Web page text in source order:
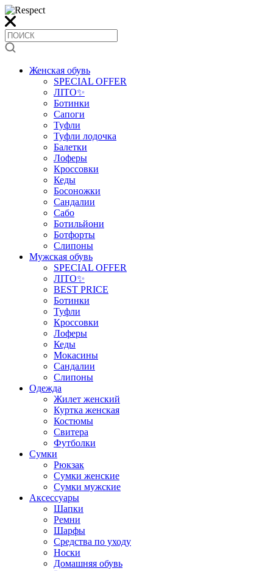
Женская обувь
SPECIAL OFFER
ЛІТО✨
Ботинки
Сапоги
Туфли
Туфли лодочка
Балетки
Лоферы
Кроссовки
Кеды
Босоножки
Сандалии
Сабо
Ботильйони
Ботфорты
Слипоны
Мужская обувь
SPECIAL OFFER
ЛІТО✨
BEST PRICE
Ботинки
Туфли
Кроссовки
Лоферы
Кеды
Мокасины
Сандалии
Слипоны
Одежда
Жилет женский
Куртка женская
Костюмы
Свитера
Футболки
Сумки
Рюкзак
Сумки женские
Сумки мужские
Аксеcсуары
Шапки
Ремни
Шарфы
Средства по уходу
Носки
Домашняя обувь